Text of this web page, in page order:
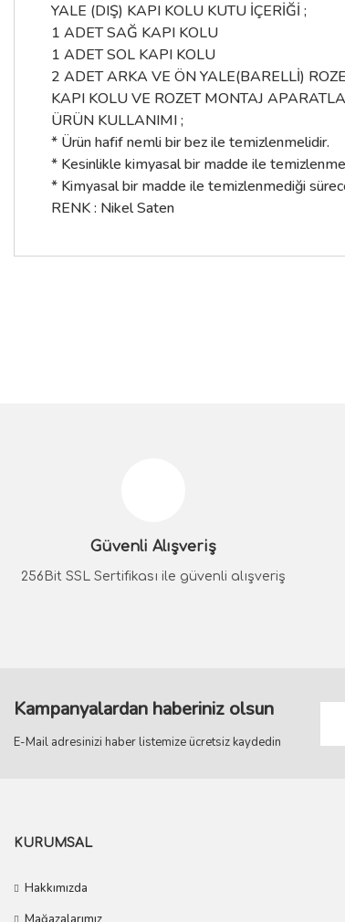
YALE (DIŞ) KAPI KOLU KUTU İÇERİĞİ ;
1 ADET SAĞ KAPI KOLU
1 ADET SOL KAPI KOLU
2 ADET ARKA VE ÖN YALE(BARELLİ)
KAPI KOLU VE ROZET MONTAJ
ÜRÜN KULLANIMI ;
* Ürün hafif nemli bir bez ile temizlenmelidir.
* Kesinlikle kimyasal bir madde ile
* Kimyasal bir madde ile temizlenmediği
RENK : Nikel Saten
Bu ürünün fiyat bilgisi, resim, ürün açıklamalarında
System System
Güvenli Alışveriş
256Bit SSL Sertifikası ile güvenli alışveriş
Kampanyalardan haberiniz olsun
E-Mail adresinizi haber listemize ücretsiz kaydedin
KURUMSAL
Hakkımızda